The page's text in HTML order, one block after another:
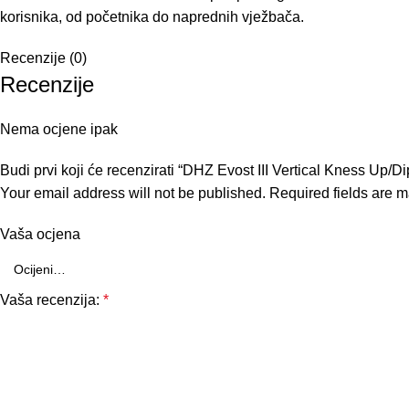
korisnika, od početnika do naprednih vježbača.
Recenzije (0)
Recenzije
Nema ocjene ipak
Budi prvi koji će recenzirati “DHZ Evost III Vertical Kness Up/
Your email address will not be published. Required fields are
Vaša ocjena
Vaša recenzija: *